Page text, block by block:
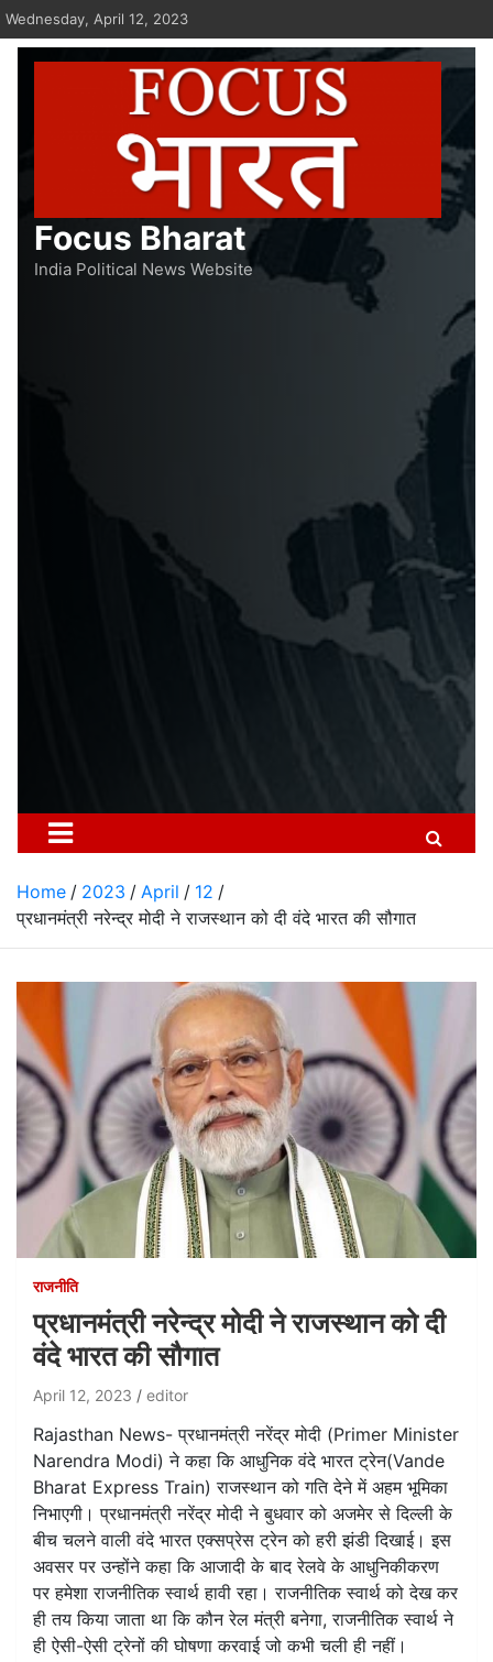
Skip
to
content
Wednesday, April 12, 2023
Focus Bharat
India Political News Website
Home 2023 April
12
प्रधानमंत्री नरेन्द्र मोदी ने राजस्थान को दी वंदे भारत की सौगात
राजनीति
प्रधानमंत्री नरेन्द्र मोदी ने राजस्थान को दी
वंदे भारत की सौगात
April 12, 2023 editor
Rajasthan News- प्रधानमंत्री नरेंद्र मोदी (Primer Minister
Narendra Modi) ने कहा कि आधुनिक वंदे भारत ट्रेन(Vande
Bharat Express Train) राजस्थान को गति देने में अहम भूमिका
निभाएगी। प्रधानमंत्री नरेंद्र मोदी ने बुधवार को अजमेर से दिल्ली के
बीच चलने वाली वंदे भारत एक्सप्रेस ट्रेन को हरी झंडी दिखाई। इस
अवसर पर उन्होंने कहा कि आजादी के बाद रेलवे के आधुनिकीकरण
पर हमेशा राजनीतिक स्वार्थ हावी रहा। राजनीतिक स्वार्थ को देख कर
ही तय किया जाता था कि कौन रेल मंत्री बनेगा, राजनीतिक स्वार्थ ने
ही ऐसी-ऐसी ट्रेनों की घोषणा करवाई जो कभी चली ही नहीं।